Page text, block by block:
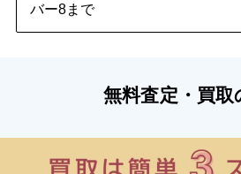
バー8まで
無料査定・買取